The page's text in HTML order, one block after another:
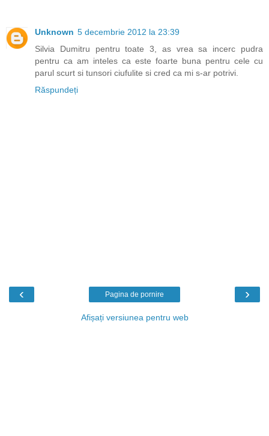
Unknown 5 decembrie 2012 la 23:39
Silvia Dumitru pentru toate 3, as vrea sa incerc pudra
pentru ca am inteles ca este foarte buna pentru cele cu
parul scurt si tunsori ciufulite si cred ca mi s-ar potrivi.
Răspundeți
‹ ›
Pagina de pornire
Afișați versiunea pentru web